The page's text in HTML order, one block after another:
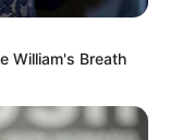
William's Breath